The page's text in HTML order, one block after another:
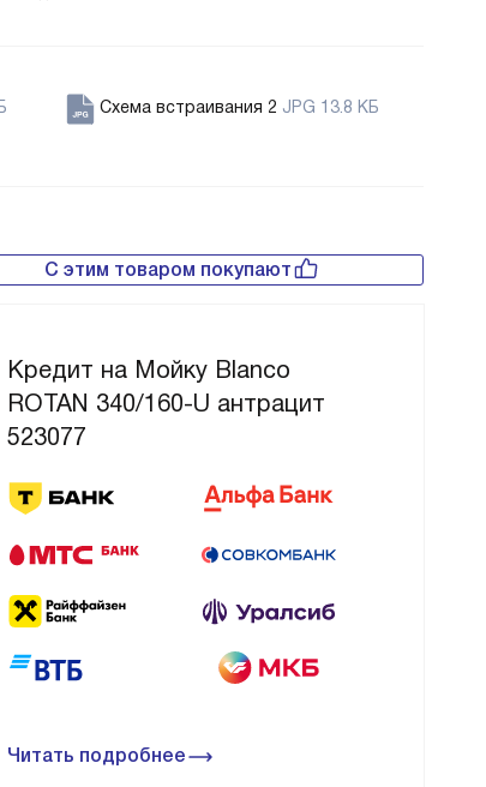
Схема встраивания 2 JPG 13.8 КБ
С этим товаром покупают
Кредит на Мойку Blanco
ROTAN 340/160-U антрацит
523077
Читать подробнее